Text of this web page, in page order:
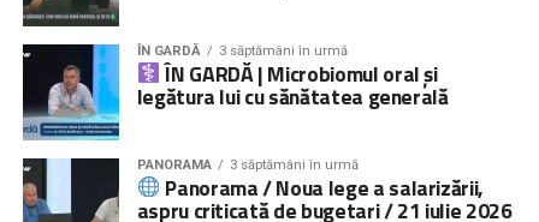
ÎN GARDĂ 3 săptămâni în urmă
ÎN GARDĂ | Microbiomul oral și
legătura lui cu sănătatea generală
PANORAMA 3 săptămâni în urmă
Panorama / Noua lege a salarizării,
aspru criticată de bugetari / 21 iulie 2026